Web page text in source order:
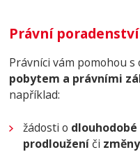
Právní poradenství
Právníci vám pomohou
pobytem a právními
například:
žádosti o
prodloužení či změny